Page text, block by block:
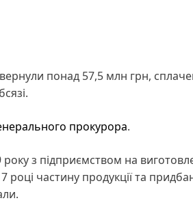
понад 57,5 млн грн,
прокурора.
з підприємством на
році частину продукції та